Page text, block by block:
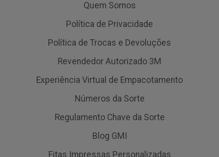
Quem Somos
Política de Privacidade
Política de Trocas e Devoluções
Revendedor Autorizado 3M
Experiência Virtual de Empacotamento
Números da Sorte
Regulamento Chave da Sorte
Blog GMI
Fitas Impressas Personalizadas